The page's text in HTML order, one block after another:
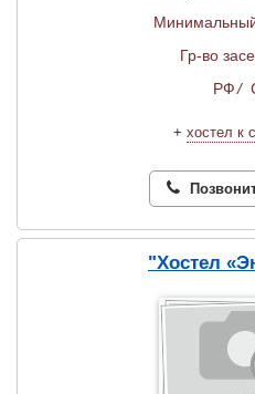
Минимальный
Гр-во
РФ/
+ хостел к
"Хостел